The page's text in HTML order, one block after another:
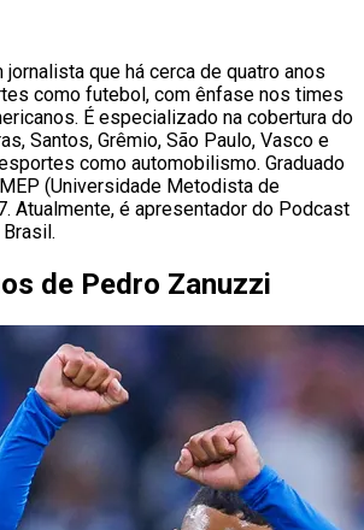
que há cerca de quatro anos
como futebol, com ênfase nos times
É especializado na cobertura do
Santos, Grêmio, São Paulo, Vasco e
como automobilismo. Graduado
(Universidade Metodista de
Atualmente, é apresentador do Podcast
de Pedro Zanuzzi